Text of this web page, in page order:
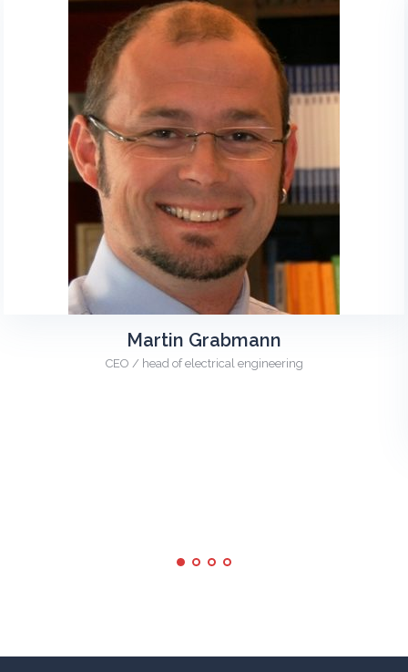
Martin Grabmann
CEO / head of electrical engineering